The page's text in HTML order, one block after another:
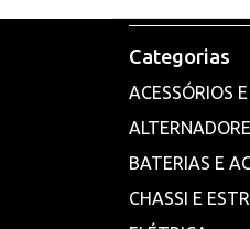
Categorias
ACESSÓRIOS
BATERIAS E
CHASSI E